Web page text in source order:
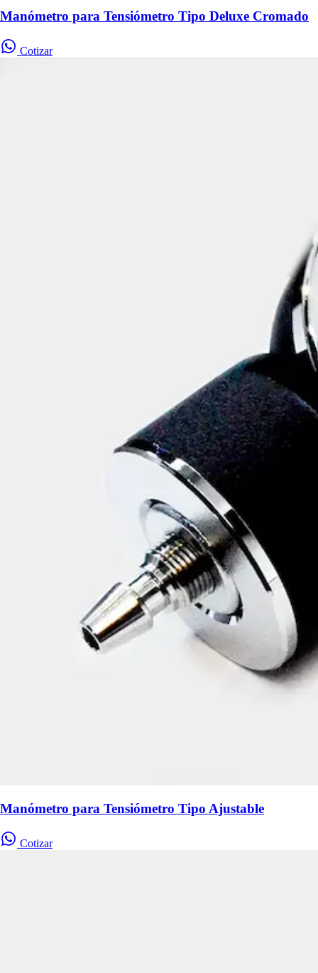
Manómetro para Tensiómetro Tipo Deluxe Cromado
Cotizar
Manómetro para Tensiómetro Tipo Ajustable
Cotizar